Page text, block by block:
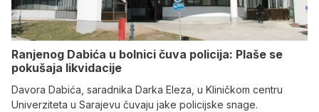
Ranjenog Dabića u bolnici čuva policija: Plaše se
pokušaja likvidacije
Davora Dabića, saradnika Darka Eleza, u Kliničkom centru
Univerziteta u Sarajevu čuvaju jake policijske snage.